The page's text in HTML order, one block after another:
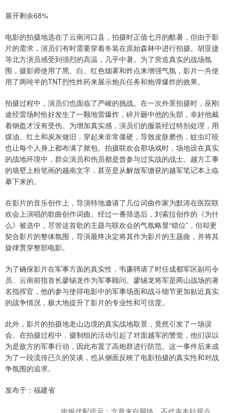
展开剩余68%
电影的拍摄地选在了云南河口县，拍摄时正值七月的酷暑，但由于影
片的需求，演员们有时需要穿着冬装在原始森林中进行拍摄。胡亚捷
等北方演员感受到强烈的高温，几乎中暑。为了营造真实的战场氛
围，摄影师使用了黑、白、红色烟雾和炸点来增强气氛，影片一共使
用了两吨半的TNT烈性炸药来展示炮兵任务和炮弹爆炸的效果。
拍摄过程中，演员们也面临了严峻的挑战。在一次外景拍摄时，巫刚
途经雷场时恰好发生了一颗地雷爆炸，碎片砸中他的头部，幸好他戴
着钢盔才没有受伤。为增加真实感，演员们的服装经过特别处理，用
煤油、红土和炭灰做旧，穿起来非常僵硬，导致皮肤磨伤，蚊虫叮咬
也让每个人身上都布满了脓包。拍摄联欢会那场戏时，场地设在真实
的战地环境中，群众演员和伤员都是曾参与过实战的战士。越方工事
的墙壁上粉笔画的越南文字，甚至是从解放军缴获的越军笔记本上临
摹下来的。
在影片的音乐创作上，导演特地邀请了几位词曲作家为默涛在医院联
欢会上演唱的歌曲创作词曲。经过一番筛选后，刘索拉创作的《为什
么》被选中，尽管这首歌的主题与联欢会的气氛略显“错位”，但却更
契合影片的整体氛围，导演最终决定将其作为影片的主题曲，并将其
旋律贯穿整部电影。
为了确保影片在军事方面的真实性，韦廉聘请了时任成都军区副司令
员、云南前指首长廖锡龙作为军事顾问。廖锡龙将军是两山战场的著
名指挥官，他的参与使得电影中的军事场面和战斗细节更加贴近真实
的战争情况，极大地提升了影片的专业性和可信度。
此外，影片的拍摄地老山边境的真实战地取景，竟然引发了一场误
会。在拍摄过程中，摄制组的活动引起了对面越军的警觉，他们误以
为是敌方的军事行动，因此布置了高炮群进行防范。这一事件后来成
为了一段流传已久的笑谈，也从侧面反映了电影拍摄的真实性和对战
争氛围的追求。
发布于：福建省